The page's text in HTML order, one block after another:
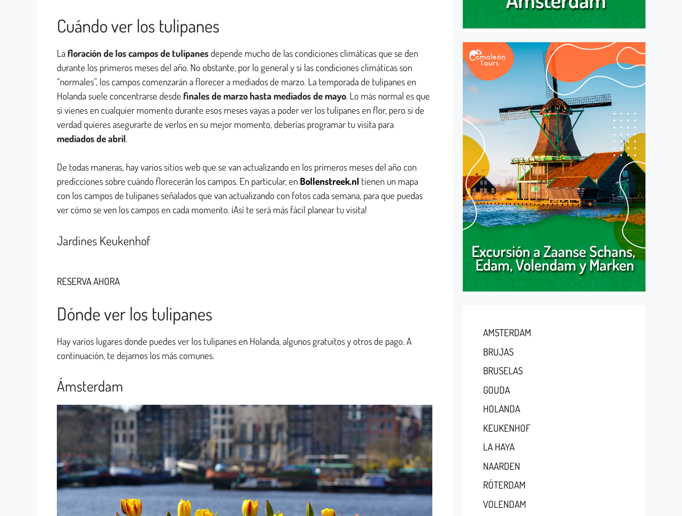
Cuándo ver los tulipanes
La floración de los campos de tulipanesdepende mucho de las condiciones climáticas que se den
durante los primeros meses del año. No obstante, por lo general y si las condiciones climáticas son
“normales”, los campos comenzarán a florecer a mediados de marzo. La temporada de tulipanes en
Holanda suele concentrarse desde finales de marzo hasta mediados de mayo. Lo más normal es que
si vienes en cualquier momento durante esos meses vayas a poder ver los tulipanes en flor, pero si de
verdad quieres asegurarte de verlos en su mejor momento, deberías programar tu visita para
mediados de abril.
De todas maneras, hay varios sitios web que se van actualizando en los primeros meses del año con
predicciones sobre cuándo florecerán los campos. En particular, en Bollenstreek.nl tienen un mapa
con los campos de tulipanes señalados que van actualizando con fotos cada semana, para que puedas
ver cómo se ven los campos en cada momento. ¡Así te será más fácil planear tu visita!
Jardines Keukenhof
RESERVA AHORA
Dónde ver los tulipanes
Hay varios lugares donde puedes ver los tulipanes en Holanda, algunos gratuitos y otros de pago. A
continuación, te dejamos los más comunes.
Ámsterdam
AMSTERDAM
BRUJAS
BRUSELAS
GOUDA
HOLANDA
KEUKENHOF
LA HAYA
NAARDEN
RÓTERDAM
VOLENDAM